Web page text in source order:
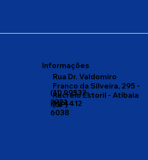
Informações
Rua Dr. Valdomiro
Franco da Silveira, 295 -
Recreio Estoril - Atibaia
(SP)
(11) 99532-
2221
(11) 4412
6038